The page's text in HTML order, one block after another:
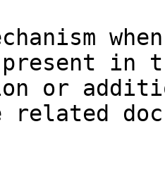
in
or